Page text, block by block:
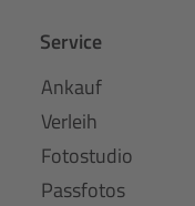
Service
Ankauf
Verleih
Fotostudio
Passfotos